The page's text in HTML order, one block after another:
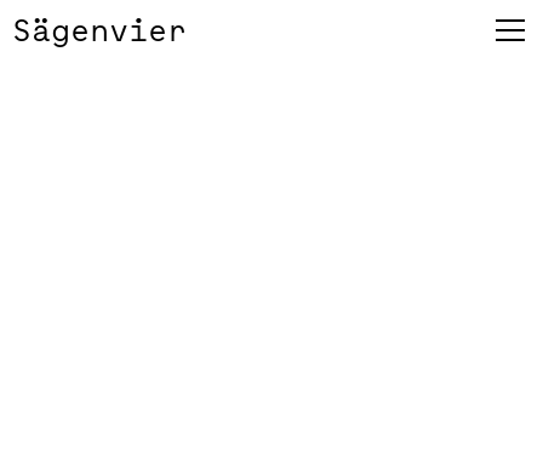
Sägenvier